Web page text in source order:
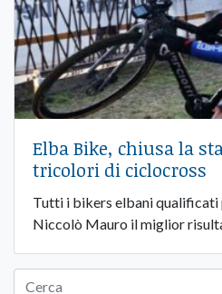
Elba Bike, chiusa la
tricolori di ciclocross
Tutti i bikers elbani qualificati
Niccolò Mauro il miglior